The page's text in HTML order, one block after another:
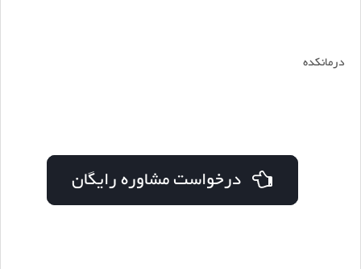
درمانکده
درخواست مشاوره رایگان